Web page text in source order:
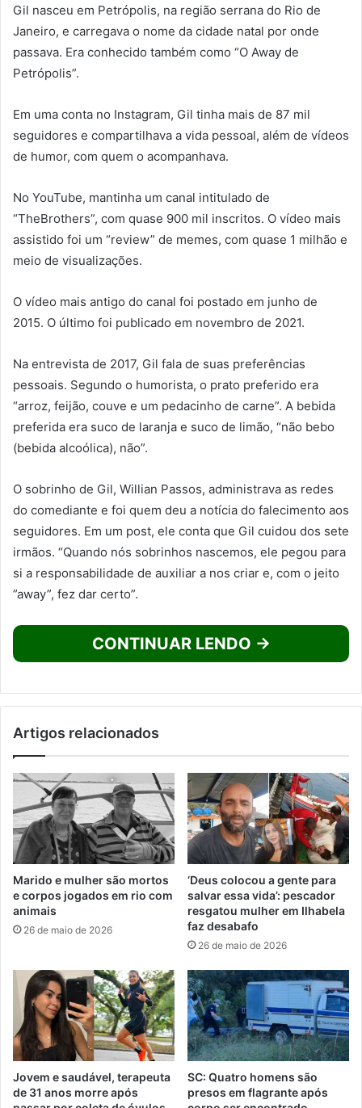
Gil nasceu em Petrópolis, na região serrana do Rio de
Janeiro, e carregava o nome da cidade natal por onde
passava. Era conhecido também como “O Away de
Petrópolis”.
Em uma conta no Instagram, Gil tinha mais de 87 mil
seguidores e compartilhava a vida pessoal, além de vídeos
de humor, com quem o acompanhava.
No YouTube, mantinha um canal intitulado de
“TheBrothers”, com quase 900 mil inscritos. O vídeo mais
assistido foi um “review” de memes, com quase 1 milhão e
meio de visualizações.
O vídeo mais antigo do canal foi postado em junho de
2015. O último foi publicado em novembro de 2021.
Na entrevista de 2017, Gil fala de suas preferências
pessoais. Segundo o humorista, o prato preferido era
“arroz, feijão, couve e um pedacinho de carne”. A bebida
preferida era suco de laranja e suco de limão, “não bebo
(bebida alcoólica), não”.
O sobrinho de Gil, Willian Passos, administrava as redes
do comediante e foi quem deu a notícia do falecimento aos
seguidores. Em um post, ele conta que Gil cuidou dos sete
irmãos. “Quando nós sobrinhos nascemos, ele pegou para
si a responsabilidade de auxiliar a nos criar e, com o jeito
”away”, fez dar certo”.
CONTINUAR LENDO →
Artigos relacionados
Marido e mulher são mortos
e corpos jogados em rio com
animais
26 de maio de 2026
‘Deus colocou a gente para
salvar essa vida’: pescador
resgatou mulher em Ilhabela
faz desabafo
26 de maio de 2026
Jovem e saudável, terapeuta
de 31 anos morre após
SC: Quatro homens são
presos em flagrante após